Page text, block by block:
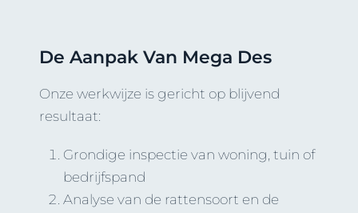
De Aanpak Van Mega Des
Onze werkwijze is gericht op blijvend
resultaat:
Grondige inspectie van woning, tuin of
bedrijfspand
Analyse van de rattensoort en de